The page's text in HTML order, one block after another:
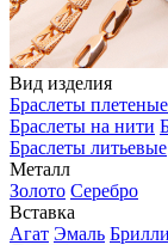
Вид изделия
Браслеты
Браслеты на нити
Браслеты литьевые
Металл
Золото Серебро
Вставка
Агат Эмаль